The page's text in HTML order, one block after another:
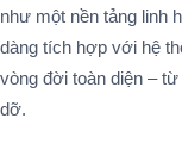
như một nền tảng linh
dàng tích hợp với hệ
vòng đời toàn diện –
dỡ.